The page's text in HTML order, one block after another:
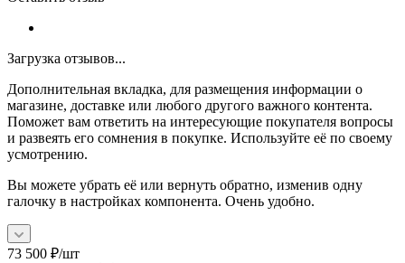
Загрузка отзывов...
Дополнительная вкладка, для размещения информации о
магазине, доставке или любого другого важного контента.
Поможет вам ответить на интересующие покупателя вопросы
и развеять его сомнения в покупке. Используйте её по своему
усмотрению.
Вы можете убрать её или вернуть обратно, изменив одну
галочку в настройках компонента. Очень удобно.
73 500 ₽/шт